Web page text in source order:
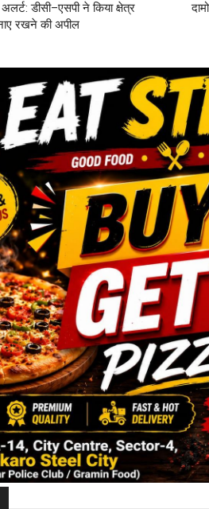
डीसी–एसपी ने किया क्षेत्र
रखने की अपील